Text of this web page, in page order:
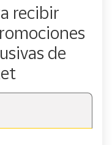
recibir
de